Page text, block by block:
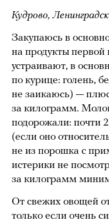
Кудрово,
Закупаюсь в
на продукты первой
устраивают, в
по курице: голень,
не заикаюсь) —
за килограмм.
подорожали: почти
(если оно
не из порошка с
истерики не
за килограмм
От свежих овощей
только если очень